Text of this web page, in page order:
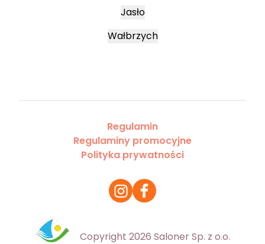
Jasło
Wałbrzych
Regulamin
Regulaminy promocyjne
Polityka prywatności
Copyright 2026 Saloner Sp. z o.o.